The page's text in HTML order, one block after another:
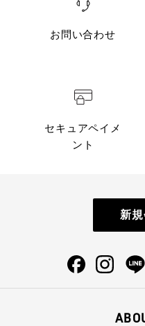
お問い合わせ
セキュアペイメ
ント
新